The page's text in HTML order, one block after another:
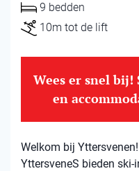
9 bedden
10m tot de lift
Wees er snel
en
Welkom bij
YttersveneS bieden